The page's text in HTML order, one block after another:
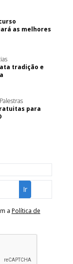
as melhores
tradição e
para
a Política de